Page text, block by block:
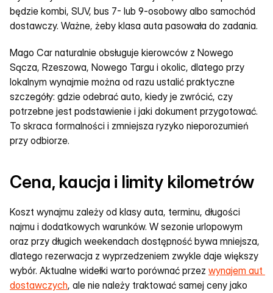
będzie kombi, SUV, bus 7- lub 9-osobowy albo samochód
dostawczy. Ważne, żeby klasa auta pasowała do zadania.
Mago Car naturalnie obsługuje kierowców z Nowego
Sącza, Rzeszowa, Nowego Targu i okolic, dlatego przy
lokalnym wynajmie można od razu ustalić praktyczne
szczegóły: gdzie odebrać auto, kiedy je zwrócić, czy
potrzebne jest podstawienie i jaki dokument przygotować.
To skraca formalności i zmniejsza ryzyko nieporozumień
przy odbiorze.
Cena, kaucja i limity kilometrów
Koszt wynajmu zależy od klasy auta, terminu, długości
najmu i dodatkowych warunków. W sezonie urlopowym
oraz przy długich weekendach dostępność bywa mniejsza,
dlatego rezerwacja z wyprzedzeniem zwykle daje większy
wybór. Aktualne widełki warto porównać przez wynajem aut
dostawczych, ale nie należy traktować samej ceny jako